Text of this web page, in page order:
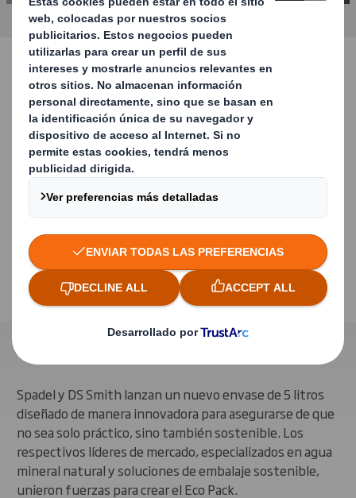
CONTACTA CON NOSOTROS
Estudio de caso
Packaging innovador de 5 litros para
Spadel
Spadel y DS Smith lanzan un nuevo envase de 5 litros
diseñado de manera innovadora para asegurarse de que
no sea solo práctico, sino también sostenible. Los
respectivos líderes de mercado, especializados en agua
mineral natural y soluciones de embalaje sostenible,
unieron fuerzas para crear el Eco Pack.